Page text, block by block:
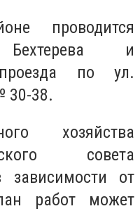
проводится
и
проезда по ул.
30-38.
хозяйства
совета
зависимости от
работ может